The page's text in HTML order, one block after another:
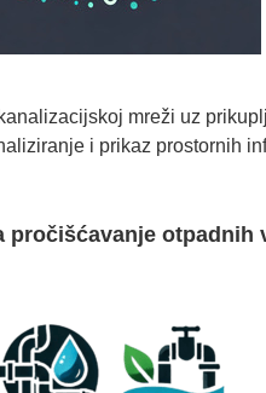
mreži uz
i prikaz prostornih
pročišćavanje otpadnih